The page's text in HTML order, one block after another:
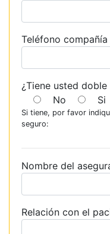
Teléfono
¿Tiene usted
No
Si
Si tiene, por favor
seguro:
Nombre del
Relación con el